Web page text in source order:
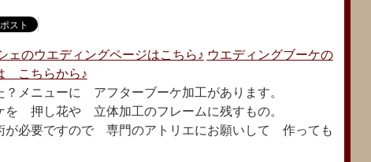
ェのウエディングページはこちら♪ ウエディングブーケの
こちらから♪
？メニューに アフターブーケ加工があります。
を 押し花や 立体加工のフレームに残すもの。
必要ですので 専門のアトリエにお願いして 作っても